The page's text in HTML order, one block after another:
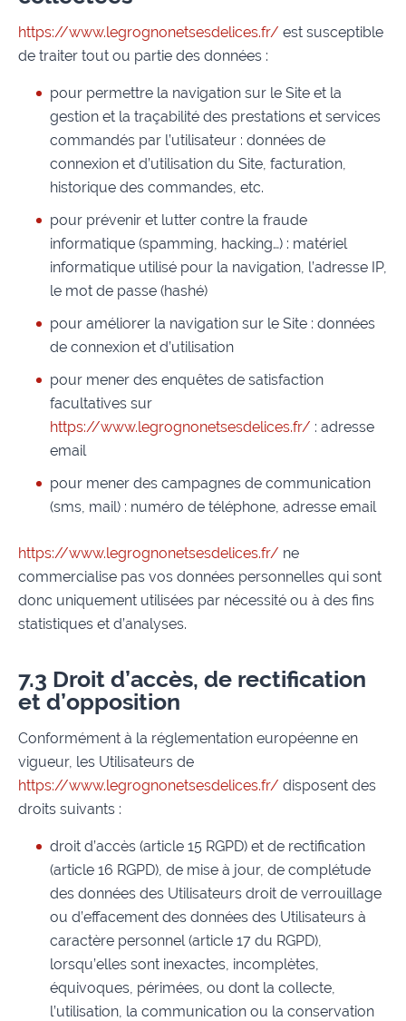
https://www.legrognonetsesdelices.fr/ est susceptible
de traiter tout ou partie des données :
pour permettre la navigation sur le Site et la
gestion et la traçabilité des prestations et services
commandés par l’utilisateur : données de
connexion et d’utilisation du Site, facturation,
historique des commandes, etc.
pour prévenir et lutter contre la fraude
informatique (spamming, hacking…) : matériel
informatique utilisé pour la navigation, l’adresse IP,
le mot de passe (hashé)
pour améliorer la navigation sur le Site : données
de connexion et d’utilisation
pour mener des enquêtes de satisfaction
facultatives sur
https://www.legrognonetsesdelices.fr/ : adresse
email
pour mener des campagnes de communication
(sms, mail) : numéro de téléphone, adresse email
https://www.legrognonetsesdelices.fr/ ne
commercialise pas vos données personnelles qui sont
donc uniquement utilisées par nécessité ou à des fins
statistiques et d’analyses.
7.3 Droit d’accès, de rectification
et d’opposition
Conformément à la réglementation européenne en
vigueur, les Utilisateurs de
https://www.legrognonetsesdelices.fr/ disposent des
droits suivants :
droit d’accès (article 15 RGPD) et de rectification
(article 16 RGPD), de mise à jour, de complétude
des données des Utilisateurs droit de verrouillage
ou d’effacement des données des Utilisateurs à
caractère personnel (article 17 du RGPD),
lorsqu’elles sont inexactes, incomplètes,
équivoques, périmées, ou dont la collecte,
l’utilisation, la communication ou la conservation